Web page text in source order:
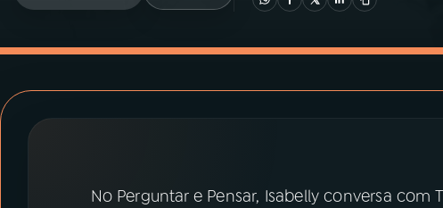
03PROGRAMAÇÃO
No Perguntar e Pensar, Isabelly conversa